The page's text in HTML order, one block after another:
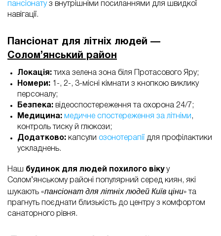
пансіонатуз внутрішніми посиланнями для швидкої
навігації.
Пансіонат для літніх людей —
Солом’янський район
Локація: тиха зелена зона біля Протасового Яру;
Номери: 1-, 2-, 3-місні кімнати з кнопкою виклику
персоналу;
Безпека: відеоспостереження та охорона 24/7;
Медицина: медичне спостереження за літніми ,
контроль тиску й глюкози;
Додатково: капсули озонотерапії
для профілактики
ускладнень.
Наш будинок для людей похилого вікуу
Солом’янському районі популярний серед киян, які
шукають «пансіонат для літніх людей Київ ціни» та
прагнуть поєднати близькість до центру з комфортом
санаторного рівня.